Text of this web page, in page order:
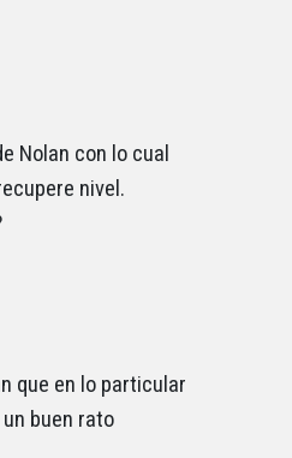
Nolan con lo cual
nivel.
que en lo particular
buen rato